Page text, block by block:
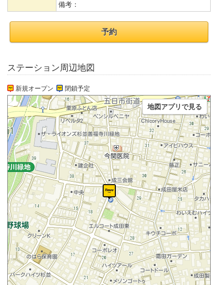
備考：
予約
ステーション周辺地図
新規オープン 閉鎖予定
地図アプリで見る